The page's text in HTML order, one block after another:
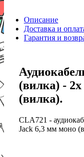
Описание
Доставка и
Гарантия и
(вилка) -
(вилка).
CLA721 -
Jack 6,3 мм моно